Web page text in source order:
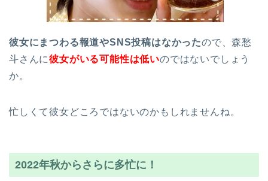
彼女にまつわる報道やSNS投稿はなかったので、森愁
斗さんに彼女がいる可能性は低いのではないでしょう
か。
忙しくて彼女どころではないのかもしれませんね。
2022年秋からさらに多忙に！